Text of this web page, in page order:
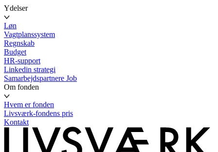
Ydelser
Løn
Vagtplanssystem
Regnskab
Budget
HR-support
Linkedin strategi
Samarbejdspartnere Job
Om fonden
Hvem er fonden
Livsværk-fondens pris
Kontakt